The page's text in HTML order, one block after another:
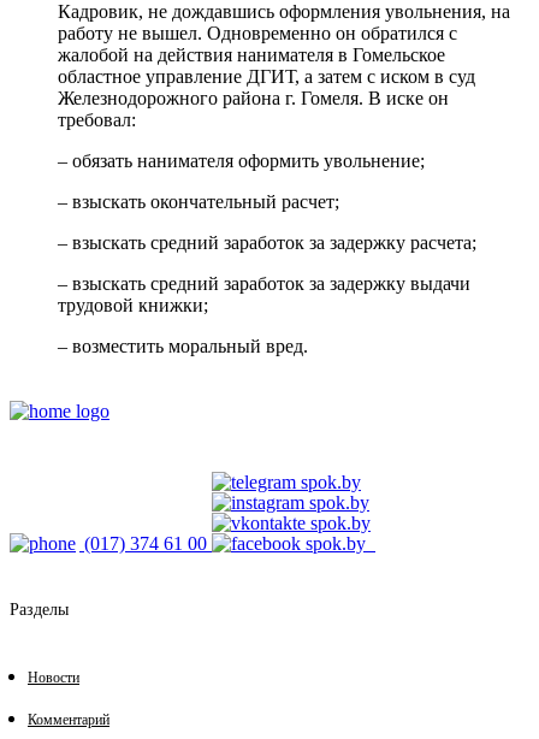
Кадровик, не дождавшись оформления увольнения, на
работу не вышел. Одновременно он обратился с
жалобой на действия нанимателя в Гомельское
областное управление ДГИТ, а затем с иском в суд
Железнодорожного района г. Гомеля. В иске он
требовал:
– обязать нанимателя оформить увольнение;
– взыскать окончательный расчет;
– взыскать средний заработок за задержку расчета;
– взыскать средний заработок за задержку выдачи
трудовой книжки;
– возместить моральный вред.
(017) 374 61 00
Разделы
Новости
Комментарий